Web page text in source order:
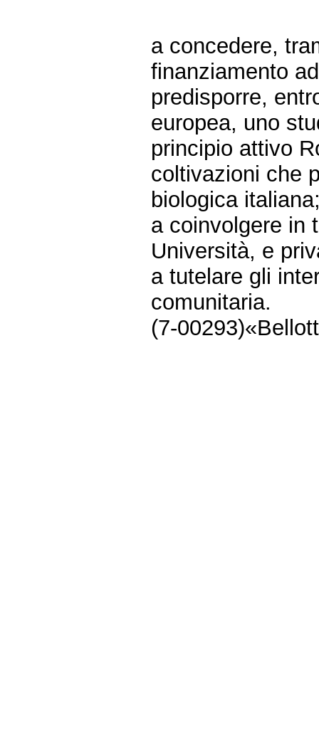
a concedere,
finanziamento
predisporre,
europea, uno
principio attivo
coltivazioni che
biologica
a coinvolgere in
Università, e
a tutelare gli
comunitaria.
(7-